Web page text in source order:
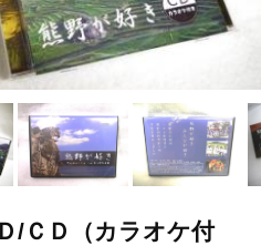
/ＣＤ（カラオケ付